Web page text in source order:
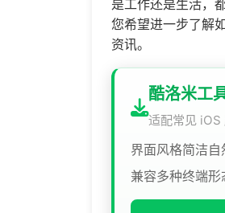
是工作还是生活，
您希望进一步了解
资讯。
酷洛米工
适配常见 iOS
界面风格简洁
兼容多种终端